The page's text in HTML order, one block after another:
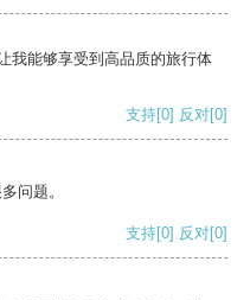
我能够享受到高品质的旅行体
支持[0] 反对[0]
问题。
支持[0] 反对[0]